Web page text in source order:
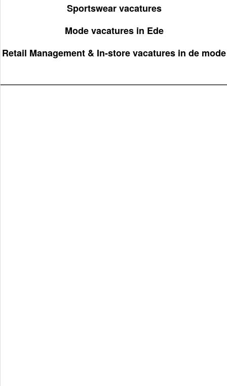
Sportswear vacatures
Mode vacatures in Ede
Retail Management & In-store vacatures in de mode